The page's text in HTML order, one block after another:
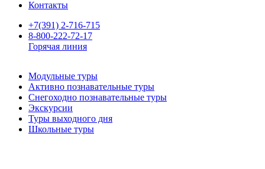
Контакты
+7(391) 2-716-715
8-800-222-72-17
Горячая линия
Модульные туры
Активно познавательные туры
Снегоходно познавательные туры
Экскурсии
Туры выходного дня
Школьные туры